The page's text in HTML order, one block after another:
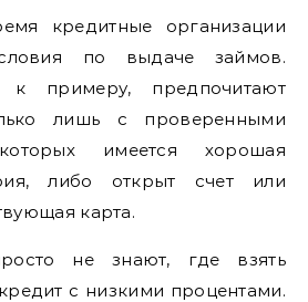
кредитные организации
по выдаче займов.
к примеру, предпочитают
лишь с проверенными
имеется хорошая
либо открыт счет или
карта.
не знают, где взять
с низкими процентами.